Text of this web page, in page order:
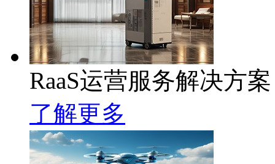
RaaS运营服务解决方案
了解更多